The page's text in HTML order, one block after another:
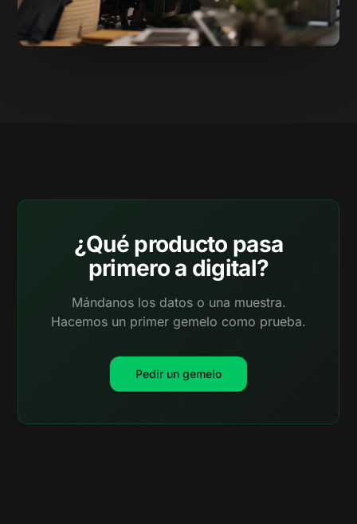
¿Qué producto pasa
primero a digital?
Mándanos los datos o una muestra.
Hacemos un primer gemelo como prueba.
Pedir un gemelo